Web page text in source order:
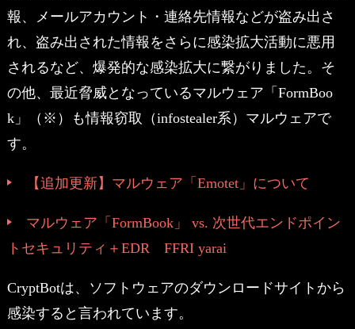
報、メールアカウント・連絡先情報などが盗み出さ
れ、盗み出された情報をさらに感染拡大活動に悪用
されるなど、爆発的な感染拡大に繋がりました。そ
の他、最近脅威となっているマルウェア「FormBoo
k」（※）も情報窃取（infostealer系）マルウェアで
す。
【追加更新】マルウェア「Emotet」について
マルウェア「FormBook」 vs. 次世代エンドポイン
トセキュリティ＋EDR FFRI yarai
CryptBotは、ソフトウェアのダウンロードサイトから
感染すると言われています。